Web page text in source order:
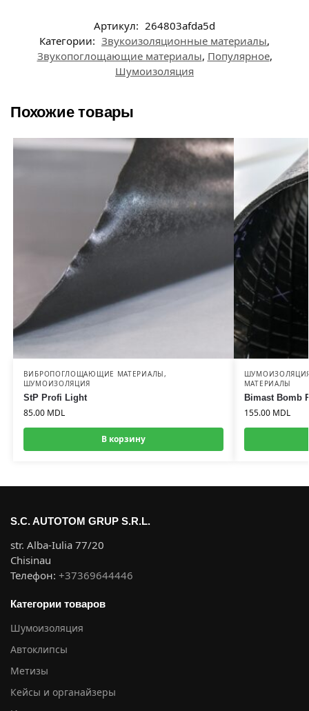
Артикул: 264803afda5d
Категории: Звукоизоляционные материалы,
Звукопоглощающие материалы, Популярное,
Шумоизоляция
Похожие товары
ВИБРОПОГЛОЩАЮЩИЕ МАТЕРИАЛЫ,
ШУМОИЗОЛЯЦИЯ
StP Profi Light
85.00 MDL
В корзину
МАТЕРИАЛЫ
Bimast Bomb
155.00 MDL
S.C. AUTOTOM GRUP S.R.L.
str. Alba-Iulia 77/20
Chisinau
Телефон: +37369644446
Категории товаров
Шумоизоляция
Автоклипсы
Метизы
Кейсы и органайзеры